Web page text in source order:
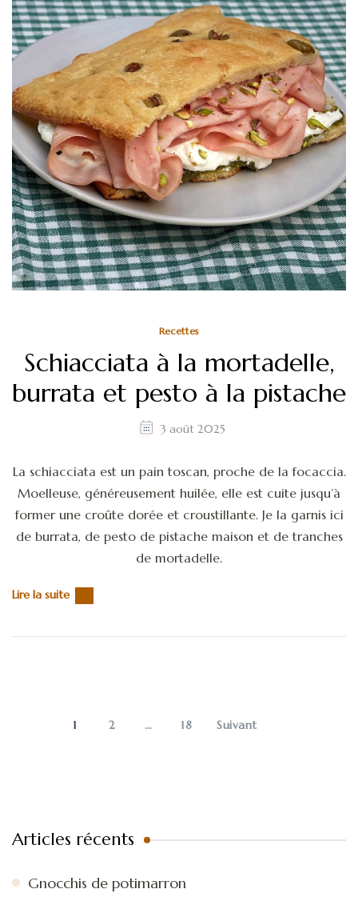
Recettes
Schiacciata à la mortadelle,
burrata et pesto à la pistache
3 août 2025
La schiacciata est un pain toscan, proche de la focaccia.
Moelleuse, généreusement huilée, elle est cuite jusqu’à
former une croûte dorée et croustillante. Je la garnis ici
de burrata, de pesto de pistache maison et de tranches
de mortadelle.
Lire la suite
publications
PAGE
1 PAGE
2 … PAGE
18 Suivant
Articles récents
Gnocchis de potimarron